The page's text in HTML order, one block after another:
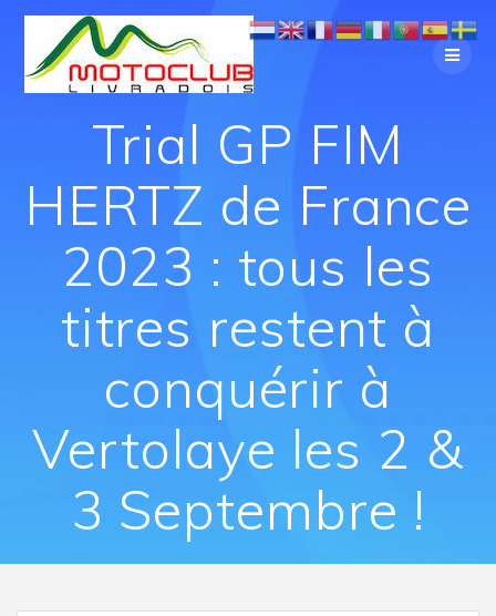
Trial GP FIM
HERTZ de France
2023 : tous les
titres restent à
conquérir à
Vertolaye les 2 &
3 Septembre !